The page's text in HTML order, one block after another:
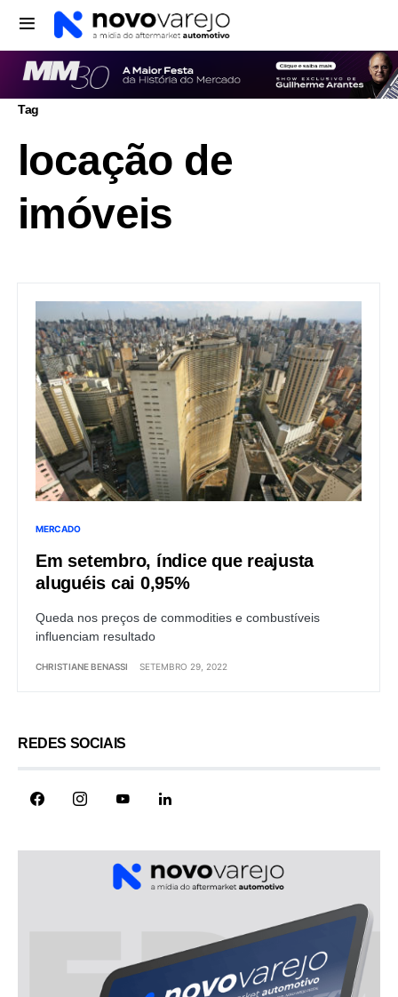
Tag
locação de
imóveis
MERCADO
Em setembro, índice que reajusta
aluguéis cai 0,95%
Queda nos preços de commodities e combustíveis
influenciam resultado
CHRISTIANE BENASSI SETEMBRO 29, 2022
REDES SOCIAIS